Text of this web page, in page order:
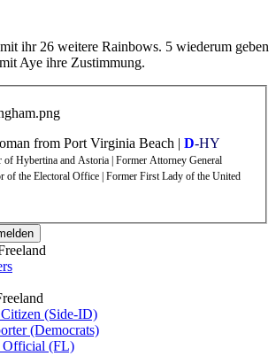
ihr 26 weitere Rainbows. 5 wiederum geben
Aye ihre Zustimmung.
from Port Virginia Beach | D-HY
of Hybertina and Astoria | Former Attorney General
of the Electoral Office | Former First Lady of the United